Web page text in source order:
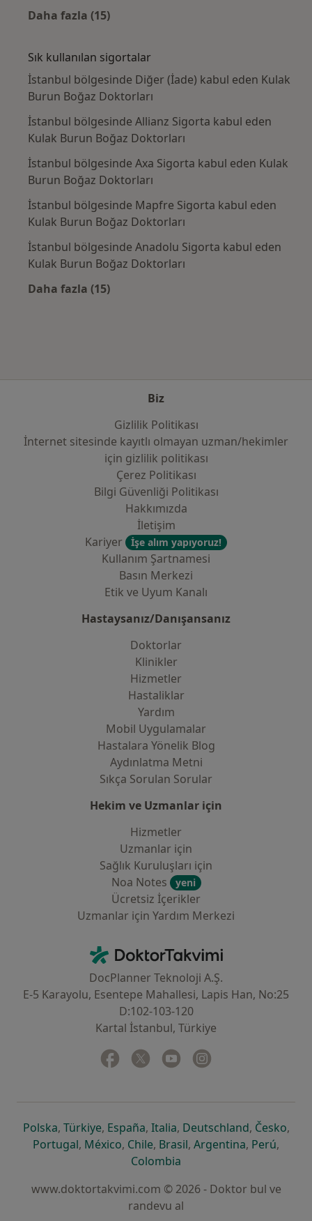
Daha fazla (15)
Sık kullanılan sigortalar
İstanbul bölgesinde Diğer (İade) kabul eden Kulak
Burun Boğaz Doktorları
İstanbul bölgesinde Allianz Sigorta kabul eden
Kulak Burun Boğaz Doktorları
İstanbul bölgesinde Axa Sigorta kabul eden Kulak
Burun Boğaz Doktorları
İstanbul bölgesinde Mapfre Sigorta kabul eden
Kulak Burun Boğaz Doktorları
İstanbul bölgesinde Anadolu Sigorta kabul eden
Kulak Burun Boğaz Doktorları
Daha fazla (15)
Biz
Gizlilik Politikası
İnternet sitesinde kayıtlı olmayan uzman/hekimler
i̇çin gizlilik politikası
Çerez Politikası
Bilgi Güvenliği Politikası
Hakkımızda
İletişim
Kariyer
İşe alım yapıyoruz!
Kullanım Şartnamesi
Basın Merkezi
Etik ve Uyum Kanalı
Hastaysanız/Danışansanız
Doktorlar
Klinikler
Hizmetler
Hastaliklar
Yardım
Mobil Uygulamalar
Hastalara Yönelik Blog
Aydınlatma Metni
Sıkça Sorulan Sorular
Hekim ve Uzmanlar için
Hizmetler
Uzmanlar için
Sağlık Kuruluşları için
Noa Notes
yeni
Ücretsiz İçerikler
Uzmanlar için Yardım Merkezi
DoktorTakvimi - Ana Sayfa
DocPlanner Teknoloji A.Ş.
E-5 Karayolu, Esentepe Mahallesi, Lapis Han, No:25
D:102-103-120
Kartal İstanbul, Türkiye
Facebook
yeni bir sekmede açılır
Twitter
yeni bir sekmede açılır
Youtube
yeni bir sekmede açılır
Polskayeni bir sekmede açılır
, Türkiyeyeni bir sekmede açılır
, Españayeni bir sekmede açılır
, Italiayeni bir sekmede açılır
, Deutschlandyeni bir
, Českoyeni
,
Portugalyeni bir sekmede açılır
, Méxicoyeni bir sekmede açılır
, Chileyeni bir sekmede açılır
, Brasilyeni bir sekmede açılır
, Argentinayeni bir
, Perúyeni
,
Colombia
www.doktortakvimi.com © 2026 - Doktor bul ve
randevu al